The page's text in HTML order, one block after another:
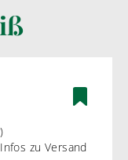
zu Versand